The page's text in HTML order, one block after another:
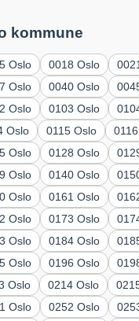
kommune
Oslo 0018 Oslo
Oslo 0040 Oslo
Oslo 0103 Oslo
Oslo 0115 Oslo
Oslo 0128 Oslo
Oslo 0140 Oslo
Oslo 0161 Oslo
Oslo 0173 Oslo
Oslo 0184 Oslo
Oslo 0196 Oslo
Oslo 0214 Oslo
Oslo 0252 Oslo